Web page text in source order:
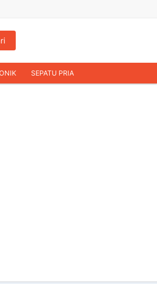
SEPATU PRIA